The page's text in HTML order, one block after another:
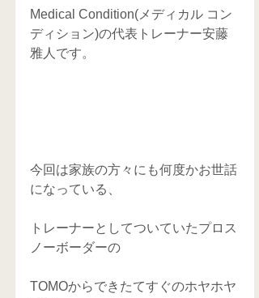
Medical Condition(メディカル コン
ディション)の代表トレーナー安藤
雅人です。
今回は家族の方々にも何度かお世話
になっている、
トレーナーとしてついていたプロス
ノーボーダーの
TOMOからできたてすぐのホヤホヤ